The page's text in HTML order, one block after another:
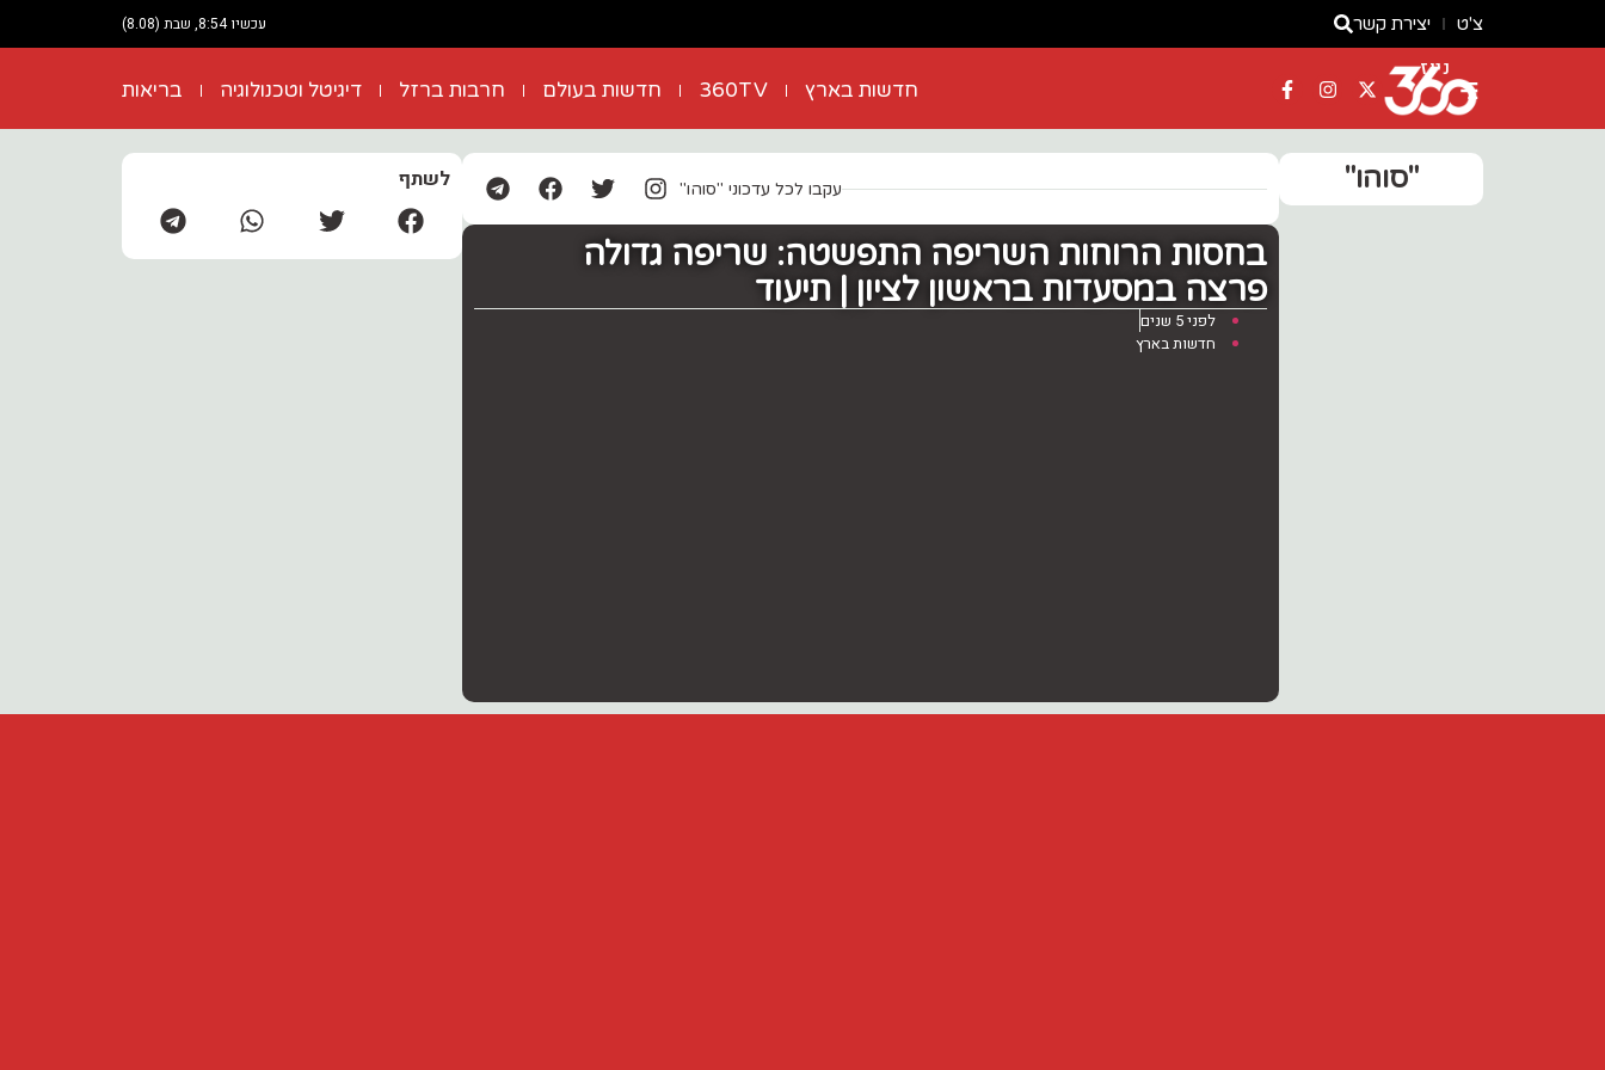
צ'ט יצירת קשר עכשיו 8:54, שבת (8.08)
ניוז
חדשות בארץ 360TV חדשות בעולם חרבות ברזל דיגיטל וטכנולוגיה בריאות
"סוהו" עקבו לכל עדכוני "סוהו"
בחסות הרוחות השריפה התפשטה: שריפה גדולה
פרצה במסעדות בראשון לציון | תיעוד
לפני 5 שנים
חדשות בארץ
לשתף